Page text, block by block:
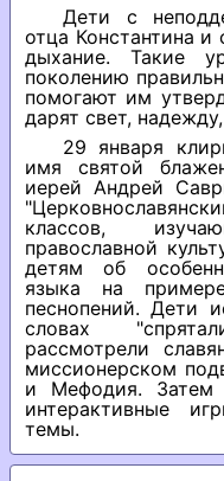
Дети с
отца Константина и
дыхание. Такие
поколению
помогают им
дарят свет,
29 января
имя святой
иерей Андрей
классов,
православной
детям об
языка на
песнопений. Дети
словах
рассмотрели
миссионерском
и Мефодия. Затем
интерактивные
темы.